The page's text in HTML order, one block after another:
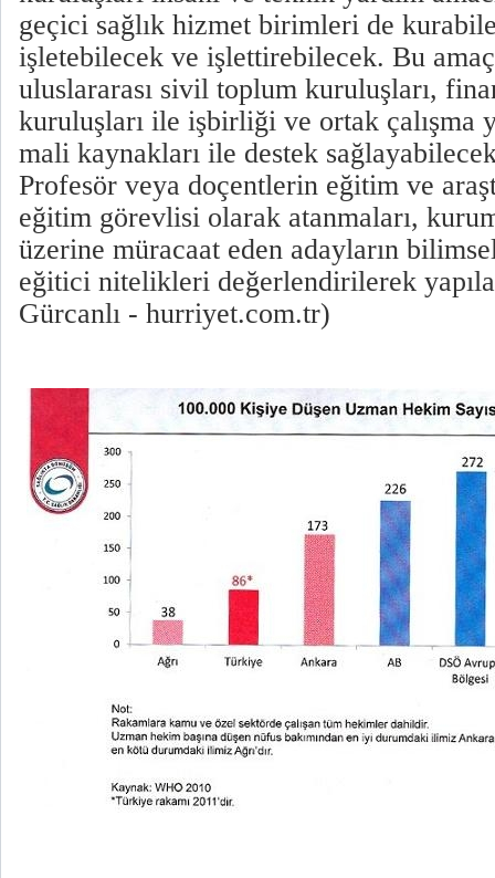
geçici sağlık hizmet birimleri de
işletebilecek ve işlettirebilecek. Bu
uluslararası sivil toplum kuruluşları,
kuruluşları ile işbirliği ve ortak çalışma
mali kaynakları ile destek
Profesör veya doçentlerin eğitim ve
eğitim görevlisi olarak atanmaları,
üzerine müracaat eden adayların
eğitici nitelikleri değerlendirilerek
Gürcanlı - hurriyet.com.tr)